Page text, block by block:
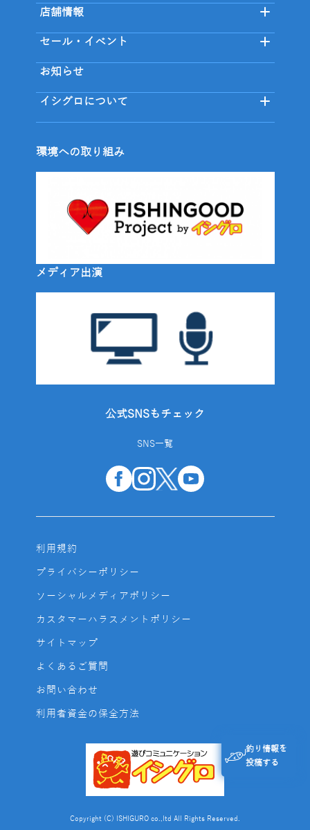
釣り情報を
投稿する
店舗情報
セール・イベント
お知らせ
イシグロについて
環境への取り組み
メディア出演
公式SNSもチェック
SNS一覧
利用規約
プライバシーポリシー
ソーシャルメディアポリシー
カスタマーハラスメントポリシー
サイトマップ
よくあるご質問
お問い合わせ
利用者資金の保全方法
Copyright (C) ISHIGURO co.,ltd All Rights Reserved.